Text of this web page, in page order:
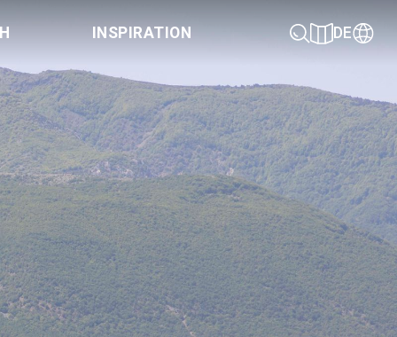
INSPIRATION DE